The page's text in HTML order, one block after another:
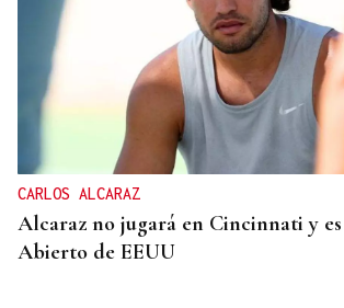
CARLOS ALCARAZ
Alcaraz no jugará en Cincinnati y
Abierto de EEUU